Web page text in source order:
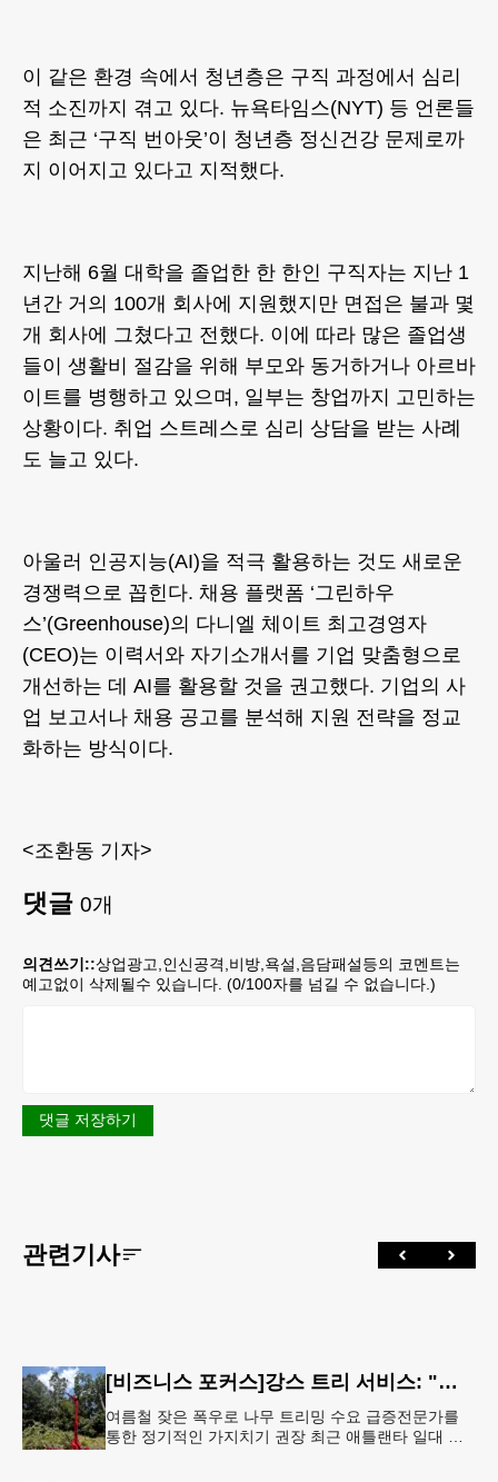
이 같은 환경 속에서 청년층은 구직 과정에서 심리
적 소진까지 겪고 있다. 뉴욕타임스(NYT) 등 언론들
은 최근 ‘구직 번아웃’이 청년층 정신건강 문제로까
지 이어지고 있다고 지적했다.
지난해 6월 대학을 졸업한 한 한인 구직자는 지난 1
년간 거의 100개 회사에 지원했지만 면접은 불과 몇
개 회사에 그쳤다고 전했다. 이에 따라 많은 졸업생
들이 생활비 절감을 위해 부모와 동거하거나 아르바
이트를 병행하고 있으며, 일부는 창업까지 고민하는
상황이다. 취업 스트레스로 심리 상담을 받는 사례
도 늘고 있다.
아울러 인공지능(AI)을 적극 활용하는 것도 새로운
경쟁력으로 꼽힌다. 채용 플랫폼 ‘그린하우
스’(Greenhouse)의 다니엘 체이트 최고경영자
(CEO)는 이력서와 자기소개서를 기업 맞춤형으로
개선하는 데 AI를 활용할 것을 권고했다. 기업의 사
업 보고서나 채용 공고를 분석해 지원 전략을 정교
화하는 방식이다.
<조환동 기자>
댓글 0개
의견쓰기::상업광고,인신공격,비방,욕설,음담패설등의 코멘트는
예고없이 삭제될수 있습니다. (0/100자를 넘길 수 없습니다.)
댓글 저장하기
관련기사
[비즈니스 포커스]강스 트리 서비스: "강풍에 부러질라"… 여름철 주택가 수목 관리 '비상'
여름철 잦은 폭우로 나무 트리밍 수요 급증전문가를
통한 정기적인 가지치기 권장 최근 애틀랜타 일대 주